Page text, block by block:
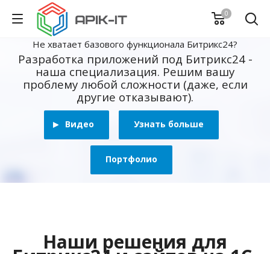
0
Не хватает базового функционала Битрикс24?
Разработка приложений под Битрикс24 -
наша специализация. Решим вашу
проблему любой сложности (даже, если
другие отказывают).
Видео Узнать больше
Портфолио
Наши решения для